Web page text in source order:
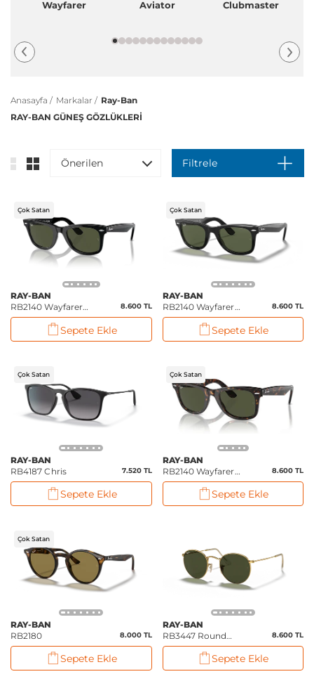
Anasayfa / Markalar / Ray-Ban
RAY-BAN GÜNEŞ GÖZLÜKLERİ
Wayfarer Aviator Clubmaster
Önerilen Filtrele
Çok Satan
RAY-BAN
RB2140 Wayfarer
(50 mm)
8.600 TL
Sepete Ekle
Çok Satan
RAY-BAN
RB2140 Wayfarer
(54 mm)
8.600 TL
Sepete Ekle
Çok Satan
RAY-BAN
RB4187 Chris
7.520 TL
Sepete Ekle
Çok Satan
RAY-BAN
RB2140 Wayfarer
Tortoise
8.600 TL
Sepete Ekle
Çok Satan
RAY-BAN
RB2180
8.000 TL
Sepete Ekle
RAY-BAN
RB3447 Round
Metal
8.600 TL
Sepete Ekle